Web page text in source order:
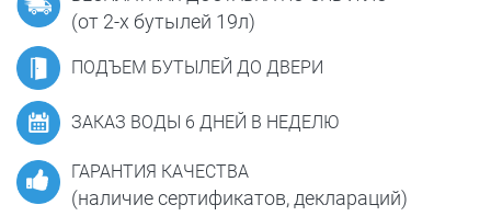
(от 2-х бутылей 19л)
ПОДЪЕМ БУТЫЛЕЙ ДО ДВЕРИ
ЗАКАЗ ВОДЫ 6 ДНЕЙ В НЕДЕЛЮ
ГАРАНТИЯ КАЧЕСТВА
(наличие сертификатов, деклараций)